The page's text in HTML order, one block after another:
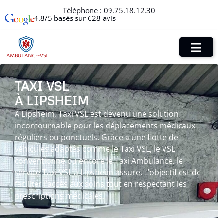
Téléphone : 09.75.18.12.30
4.8/5 basés sur 628 avis
TAXI VSL
À LIPSHEIM
À Lipsheim, Taxi VSL est devenu une solution
incontournable pour les déplacements médicaux
réguliers ou ponctuels. Grâce à une flotte de
véhicules adaptés comme le Taxi VSL, le VSL
conventionné ou encore le Taxi Ambulance, le
service Taxi VSL à Lipsheim assure. L’objectif est de
faciliter l’accès aux soins tout en respectant les
prescriptions médicales.